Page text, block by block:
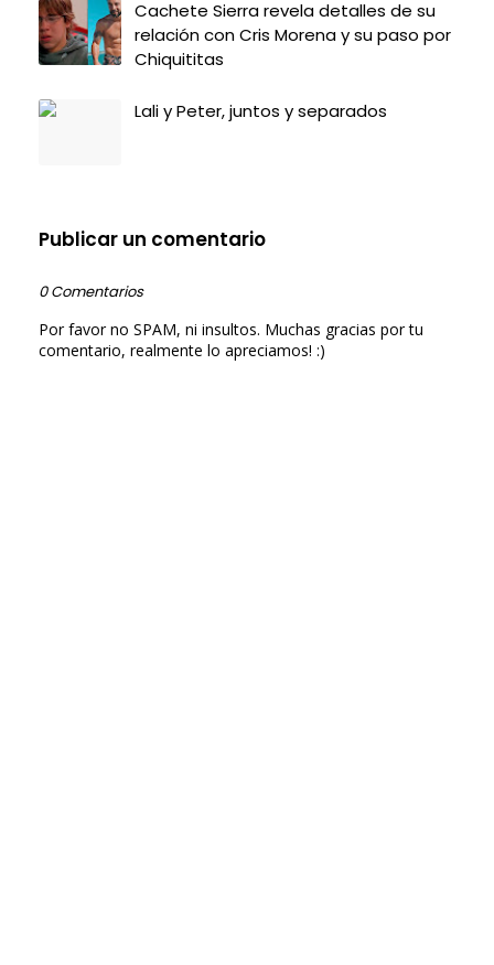
Cachete Sierra revela detalles de su
relación con Cris Morena y su paso por
Chiquititas
Lali y Peter, juntos y separados
Publicar un comentario
0 Comentarios
Por favor no SPAM, ni insultos. Muchas gracias por tu
comentario, realmente lo apreciamos! :)